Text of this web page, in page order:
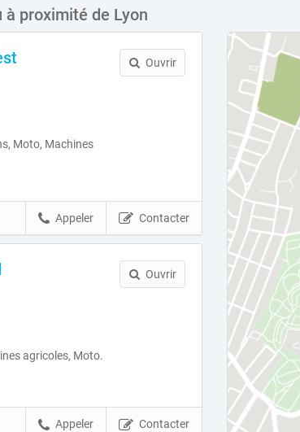
à proximité de Lyon
Moto, Machines
Ouvrir
Contacter
Appeler
agricoles, Moto.
Ouvrir
Contacter
Appeler